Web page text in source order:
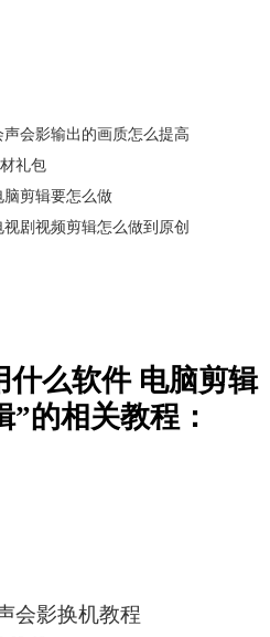
会影输出的画质怎么提高
礼包
剪辑要怎么做
剧视频剪辑怎么做到原创
什么软件 电脑剪辑
的相关教程：
会影换机教程